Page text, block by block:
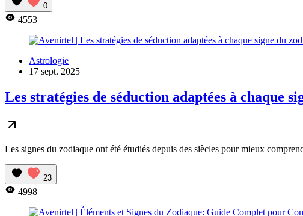
0
4553
Astrologie
17 sept. 2025
Les stratégies de séduction adaptées à chaque
Les signes du zodiaque ont été étudiés depuis des siècles pour mieux
23
4998